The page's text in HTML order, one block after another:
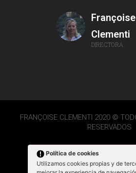
Política de cookies
Utilizamos cookies propias y de
Françoise
Clementi
DIRECTORA
FRANÇOISE CLEMENTI 2020 ©
RESERVADOS